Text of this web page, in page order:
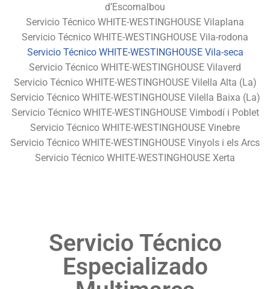
d’Escornalbou
Servicio Técnico WHITE-WESTINGHOUSE Vilaplana
Servicio Técnico WHITE-WESTINGHOUSE Vila-rodona
Servicio Técnico WHITE-WESTINGHOUSE Vila-seca
Servicio Técnico WHITE-WESTINGHOUSE Vilaverd
Servicio Técnico WHITE-WESTINGHOUSE Vilella Alta (La)
Servicio Técnico WHITE-WESTINGHOUSE Vilella Baixa (La)
Servicio Técnico WHITE-WESTINGHOUSE Vimbodí i Poblet
Servicio Técnico WHITE-WESTINGHOUSE Vinebre
Servicio Técnico WHITE-WESTINGHOUSE Vinyols i els Arcs
Servicio Técnico WHITE-WESTINGHOUSE Xerta
Servicio Técnico
Especializado